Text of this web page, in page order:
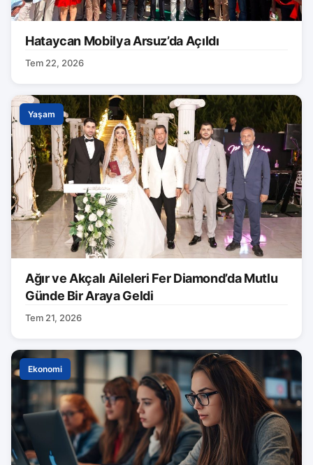
Hataycan Mobilya Arsuz’da Açıldı
Tem 22, 2026
Yaşam
Ağır ve Akçalı Aileleri Fer Diamond’da Mutlu
Günde Bir Araya Geldi
Tem 21, 2026
Ekonomi